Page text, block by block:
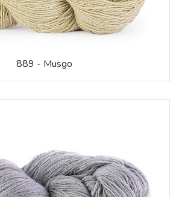
889 - Musgo